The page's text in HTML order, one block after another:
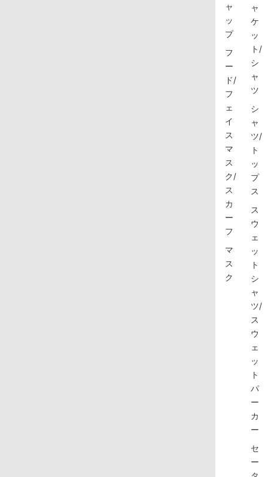
ャ
ッ
プ
フ
ー
ド/
フ
ェ
イ
ス
マ
ス
ク/
ス
カ
ー
フ
マ
ス
ク
ャ
ケ
ッ
ト/
シ
ャ
ツ
シ
ャ
ツ/
ト
ッ
プ
ス
ス
ウ
ェ
ッ
ト
シ
ャ
ツ/
ス
ウ
ェ
ッ
ト
パ
ー
カ
ー
セ
ー